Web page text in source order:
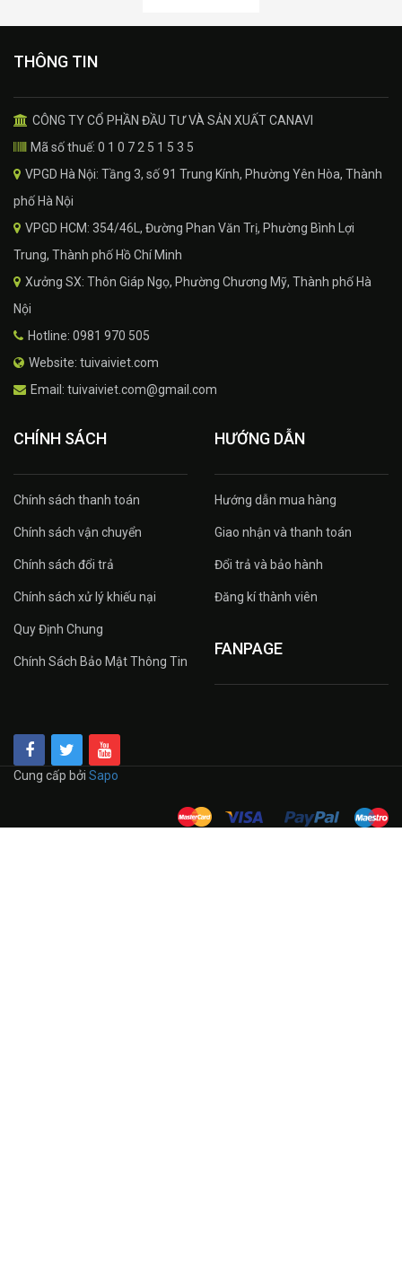
THÔNG TIN
CÔNG TY CỔ PHẦN ĐẦU TƯ VÀ SẢN XUẤT CANAVI
Mã số thuế: 0 1 0 7 2 5 1 5 3 5
VPGD Hà Nội: Tầng 3, số 91 Trung Kính, Phường Yên Hòa, Thành
phố Hà Nội
VPGD HCM: 354/46L, Đường Phan Văn Trị, Phường Bình Lợi
Trung, Thành phố Hồ Chí Minh
Xưởng SX: Thôn Giáp Ngọ, Phường Chương Mỹ, Thành phố Hà
Nội
Hotline: 0981 970 505
Website: tuivaiviet.com
Email: tuivaiviet.com@gmail.com
CHÍNH SÁCH
Chính sách thanh toán
Chính sách vận chuyển
Chính sách đổi trả
Chính sách xử lý khiếu nại
Quy Định Chung
Chính Sách Bảo Mật Thông Tin
HƯỚNG DẪN
Hướng dẫn mua hàng
Giao nhận và thanh toán
Đổi trả và bảo hành
Đăng kí thành viên
FANPAGE
Cung cấp bởi Sapo